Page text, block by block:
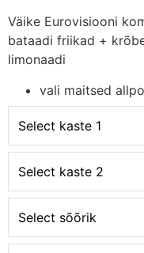
Väike Eurovisiooni
bataadi friikad +
limonaadi
vali maitsed
Select kaste 1
Select kaste 2
Select sõõrik